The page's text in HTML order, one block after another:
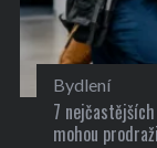
Bydlení
7
mohou